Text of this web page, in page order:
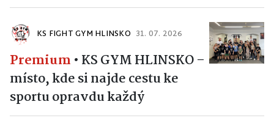
KS FIGHT GYM HLINSKO 31. 07. 2026
Premium • KS GYM HLINSKO –
místo, kde si najde cestu ke
sportu opravdu každý